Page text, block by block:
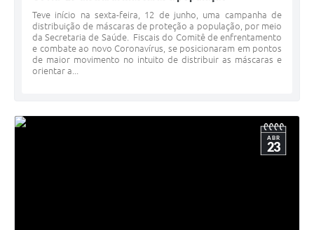
Teve início na sexta-feira, 12 de junho, uma campanha de
distribuição de máscaras de proteção a população, por meio
da Secretaria de Saúde. Fiscais do Comitê de enfrentamento
e combate ao novo Coronavírus, se posicionaram em pontos
de maior movimento no intuito de distribuir as máscaras e
orientar a...
ABR
23